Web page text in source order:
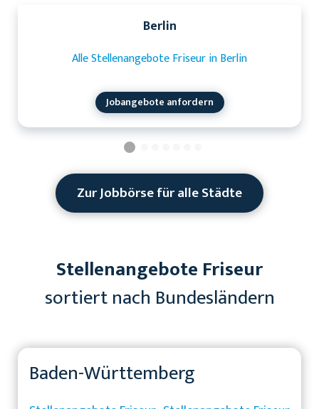
Berlin
Alle Stellenangebote Friseur in Berlin
Jobangebote anfordern
Zur Jobbörse für alle Städte
Stellenangebote Friseur
sortiert nach Bundesländern
Baden-Württemberg